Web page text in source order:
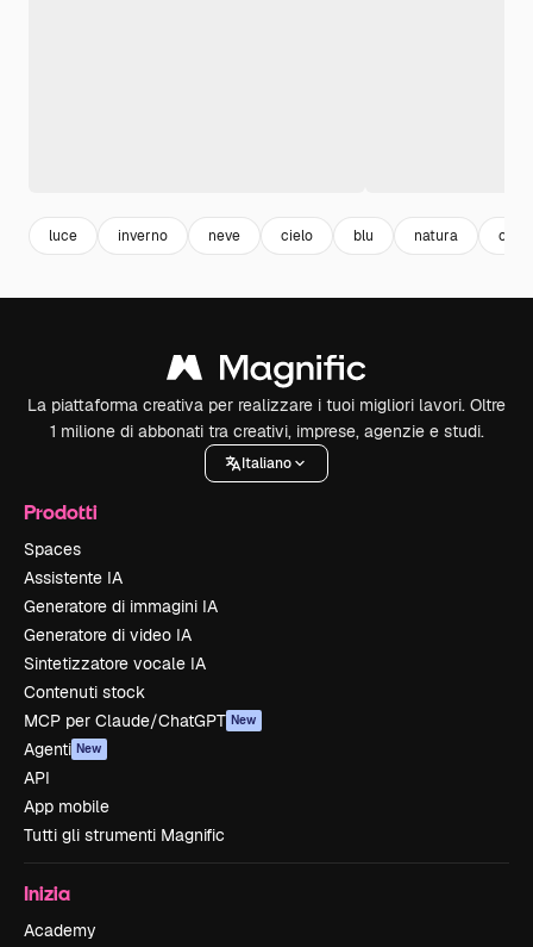
luce inverno neve cielo blu natura
La piattaforma creativa per realizzare i tuoi migliori lavori. Oltre
1 milione di abbonati tra creativi, imprese, agenzie e studi.
Italiano
Prodotti
Spaces
Assistente IA
Generatore di immagini IA
Generatore di video IA
Sintetizzatore vocale IA
Contenuti stock
MCP per Claude/ChatGPT New
Agenti New
API
App mobile
Tutti gli strumenti Magnific
Inizia
Academy